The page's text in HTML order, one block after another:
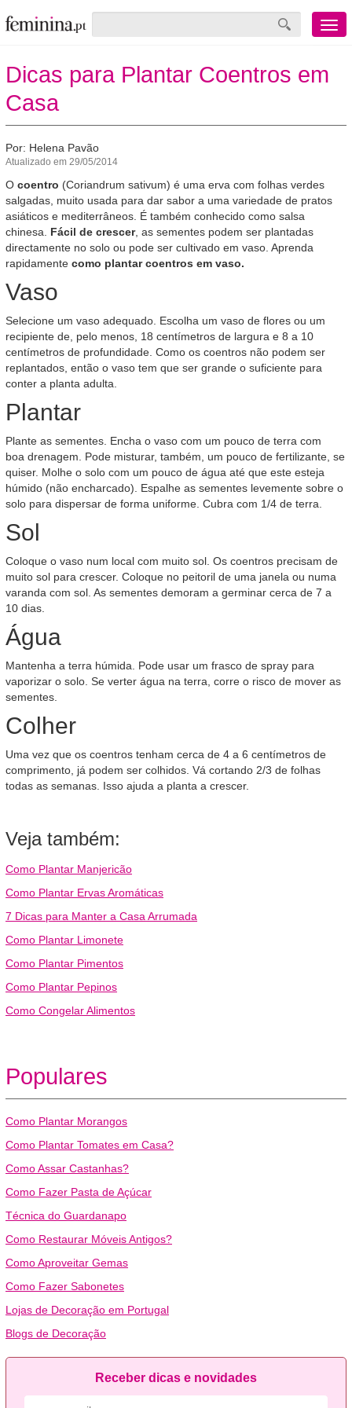
Menu
mobile
Dicas para Plantar Coentros em
Casa
Por: Helena Pavão
Atualizado em 29/05/2014
O coentro (Coriandrum sativum) é uma erva com folhas verdes
salgadas, muito usada para dar sabor a uma variedade de pratos
asiáticos e mediterrâneos. É também conhecido como salsa
chinesa. Fácil de crescer, as sementes podem ser plantadas
directamente no solo ou pode ser cultivado em vaso. Aprenda
rapidamente como plantar coentros em vaso.
Vaso
Selecione um vaso adequado. Escolha um vaso de flores ou um
recipiente de, pelo menos, 18 centímetros de largura e 8 a 10
centímetros de profundidade. Como os coentros não podem ser
replantados, então o vaso tem que ser grande o suficiente para
conter a planta adulta.
Plantar
Plante as sementes. Encha o vaso com um pouco de terra com
boa drenagem. Pode misturar, também, um pouco de fertilizante, se
quiser. Molhe o solo com um pouco de água até que este esteja
húmido (não encharcado). Espalhe as sementes levemente sobre o
solo para dispersar de forma uniforme. Cubra com 1/4 de terra.
Sol
Coloque o vaso num local com muito sol. Os coentros precisam de
muito sol para crescer. Coloque no peitoril de uma janela ou numa
varanda com sol. As sementes demoram a germinar cerca de 7 a
10 dias.
Água
Mantenha a terra húmida. Pode usar um frasco de spray para
vaporizar o solo. Se verter água na terra, corre o risco de mover as
sementes.
Colher
Uma vez que os coentros tenham cerca de 4 a 6 centímetros de
comprimento, já podem ser colhidos. Vá cortando 2/3 de folhas
todas as semanas. Isso ajuda a planta a crescer.
Veja também:
Como Plantar Manjericão
Como Plantar Ervas Aromáticas
7 Dicas para Manter a Casa Arrumada
Como Plantar Limonete
Como Plantar Pimentos
Como Plantar Pepinos
Como Congelar Alimentos
Populares
Como Plantar Morangos
Como Plantar Tomates em Casa?
Como Assar Castanhas?
Como Fazer Pasta de Açúcar
Técnica do Guardanapo
Como Restaurar Móveis Antigos?
Como Aproveitar Gemas
Como Fazer Sabonetes
Lojas de Decoração em Portugal
Blogs de Decoração
Receber dicas e novidades